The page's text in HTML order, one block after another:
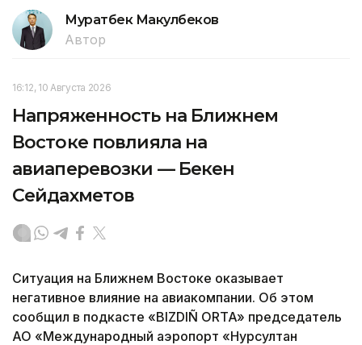
Муратбек Макулбеков
Автор
16:12, 10 Августа 2026
Напряженность на Ближнем
Востоке повлияла на
авиаперевозки — Бекен
Сейдахметов
Ситуация на Ближнем Востоке оказывает
негативное влияние на авиакомпании. Об этом
сообщил в подкасте «BIZDIÑ ORTA» председатель
АО «Международный аэропорт «Нурсултан